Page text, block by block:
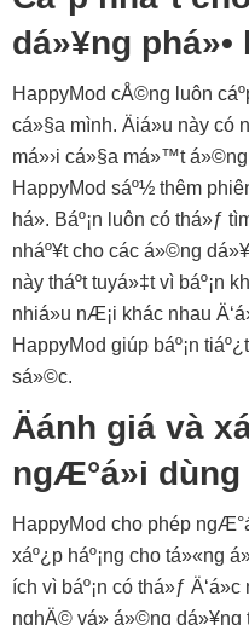
dá»¥ng phá»•
HappyMod cÅ©ng luôn
cá»§a mình. Äiá»u này
má»›i cá»§a má»™t á»©ng
HappyMod sáº½ thêm
há». Báº¡n luôn có thá»ƒ
nháº¥t cho các á»©ng
này tháº­t tuyá»‡t vì báº¡n
nhiá»u nÆ¡i khác nhau
HappyMod giúp báº¡n
sá»©c.
Äánh giá và
ngÆ°á»i dùng
HappyMod cho phép
xáº¿p háº¡ng cho tá»«ng
ích vì báº¡n có thá»ƒ
nghÄ© vá» á»©ng dá»¥ng